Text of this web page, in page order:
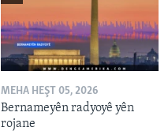
MEHA HEŞT 05, 2026
Bernameyên radyoyê yên
rojane